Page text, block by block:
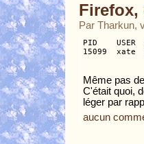
Firefox,
Par Tharkun,
PID    USER
15099
Même pas
C'était quoi,
léger par
aucun